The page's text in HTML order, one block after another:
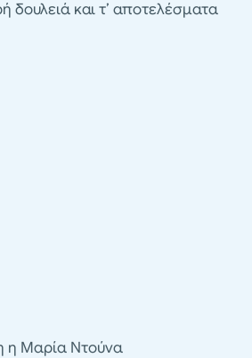
δουλειά και τ’ αποτελέσματα
η Μαρία Ντούνα